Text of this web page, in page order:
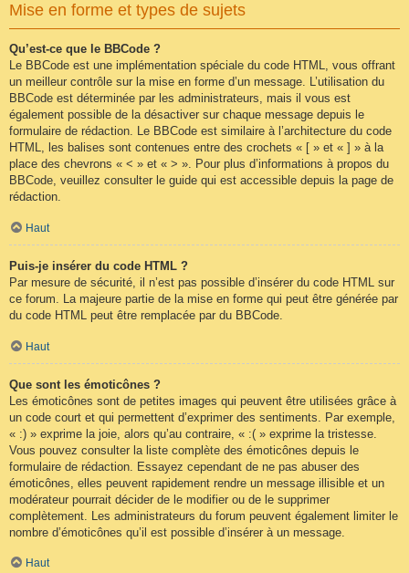
Mise en forme et types de sujets
Qu’est-ce que le BBCode ?
Le BBCode est une implémentation spéciale du code HTML, vous offrant
un meilleur contrôle sur la mise en forme d’un message. L’utilisation du
BBCode est déterminée par les administrateurs, mais il vous est
également possible de la désactiver sur chaque message depuis le
formulaire de rédaction. Le BBCode est similaire à l’architecture du code
HTML, les balises sont contenues entre des crochets « [ » et « ] » à la
place des chevrons « < » et « > ». Pour plus d’informations à propos du
BBCode, veuillez consulter le guide qui est accessible depuis la page de
rédaction.
Haut
Puis-je insérer du code HTML ?
Par mesure de sécurité, il n’est pas possible d’insérer du code HTML sur
ce forum. La majeure partie de la mise en forme qui peut être générée par
du code HTML peut être remplacée par du BBCode.
Haut
Que sont les émoticônes ?
Les émoticônes sont de petites images qui peuvent être utilisées grâce à
un code court et qui permettent d’exprimer des sentiments. Par exemple,
« :) » exprime la joie, alors qu’au contraire, « :( » exprime la tristesse.
Vous pouvez consulter la liste complète des émoticônes depuis le
formulaire de rédaction. Essayez cependant de ne pas abuser des
émoticônes, elles peuvent rapidement rendre un message illisible et un
modérateur pourrait décider de le modifier ou de le supprimer
complètement. Les administrateurs du forum peuvent également limiter le
nombre d’émoticônes qu’il est possible d’insérer à un message.
Haut